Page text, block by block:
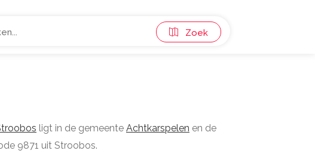
Zoek
ligt in de gemeente Achtkarspelen en de
9871 uit Stroobos.